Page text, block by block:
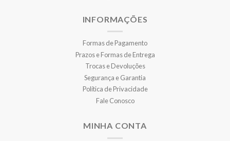
INFORMAÇÕES
Formas de Pagamento
Prazos e Formas de Entrega
Trocas e Devoluções
Segurança e Garantia
Política de Privacidade
Fale Conosco
MINHA CONTA